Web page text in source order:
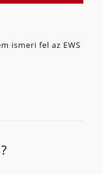
ismeri fel az EWS